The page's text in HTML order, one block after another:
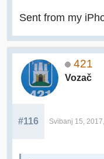
Sent from my
421
Vozač
#116 Svibanj 15,